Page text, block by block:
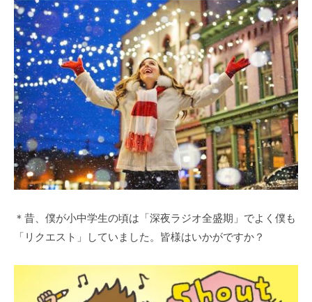
＊昔、僕が小中学生の頃は「深夜ラジオ全盛期」でよく僕も
「リクエスト」していました。皆様はいかがですか？